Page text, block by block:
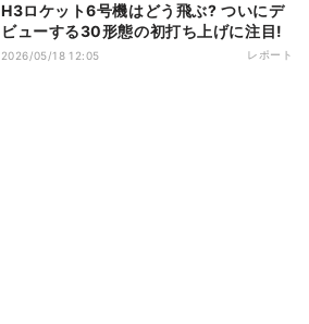
H3ロケット6号機はどう飛ぶ? ついにデ
ビューする30形態の初打ち上げに注目!
2026/05/18 12:05 レポート